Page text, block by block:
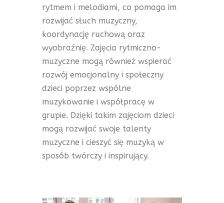
rytmem i melodiami, co pomaga im
rozwijać słuch muzyczny,
koordynację ruchową oraz
wyobraźnię. Zajęcia rytmiczno-
muzyczne mogą również wspierać
rozwój emocjonalny i społeczny
dzieci poprzez wspólne
muzykowanie i współpracę w
grupie. Dzięki takim zajęciom dzieci
mogą rozwijać swoje talenty
muzyczne i cieszyć się muzyką w
sposób twórczy i inspirujący.